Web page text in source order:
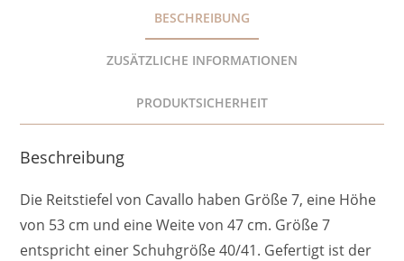
BESCHREIBUNG
ZUSÄTZLICHE INFORMATIONEN
PRODUKTSICHERHEIT
Beschreibung
Die Reitstiefel von Cavallo haben Größe 7, eine Höhe
von 53 cm und eine Weite von 47 cm. Größe 7
entspricht einer Schuhgröße 40/41. Gefertigt ist der